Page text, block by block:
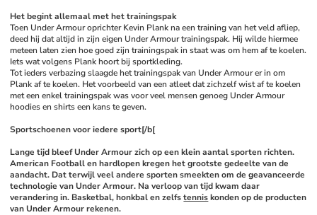
Het begint allemaal met het trainingspak
Toen Under Armour oprichter Kevin Plank na een training van het veld afliep,
deed hij dat altijd in zijn eigen Under Armour trainingspak. Hij wilde hiermee
meteen laten zien hoe goed zijn trainingspak in staat was om hem af te koelen.
Iets wat volgens Plank hoort bij sportkleding.
Tot ieders verbazing slaagde het trainingspak van Under Armour er in om
Plank af te koelen. Het voorbeeld van een atleet dat zichzelf wist af te koelen
met een enkel trainingspak was voor veel mensen genoeg Under Armour
hoodies en shirts een kans te geven.
Sportschoenen voor iedere sport[/b[
Lange tijd bleef Under Armour zich op een klein aantal sporten richten.
American Football en hardlopen kregen het grootste gedeelte van de
aandacht. Dat terwijl veel andere sporten smeekten om de geavanceerde
technologie van Under Armour. Na verloop van tijd kwam daar
verandering in. Basketbal, honkbal en zelfs tennis konden op de producten
van Under Armour rekenen.